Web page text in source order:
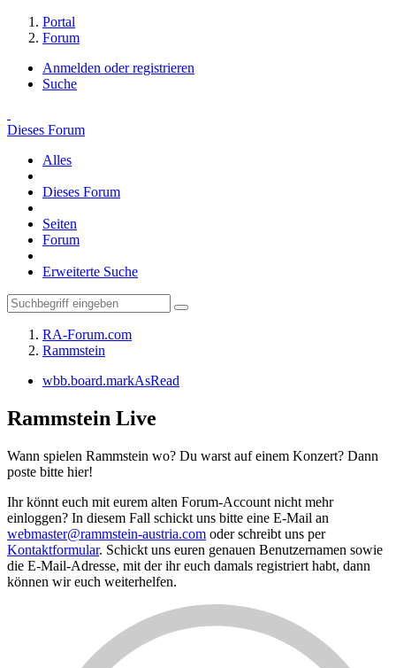
Portal
Forum
Anmelden oder registrieren
Suche
Dieses Forum
Alles
Dieses Forum
Seiten
Forum
Erweiterte Suche
RA-Forum.com
Rammstein
wbb.board.markAsRead
Rammstein Live
Wann spielen Rammstein wo? Du warst auf einem Konzert? Dann
poste bitte hier!
Ihr könnt euch mit eurem alten Forum-Account nicht mehr
einloggen? In diesem Fall schickt uns bitte eine E-Mail an
webmaster@rammstein-austria.com oder schreibt uns per
Kontaktformular. Schickt uns euren genauen Benutzernamen sowie
die E-Mail-Adresse, mit der ihr euch damals registriert habt, dann
können wir euch weiterhelfen.